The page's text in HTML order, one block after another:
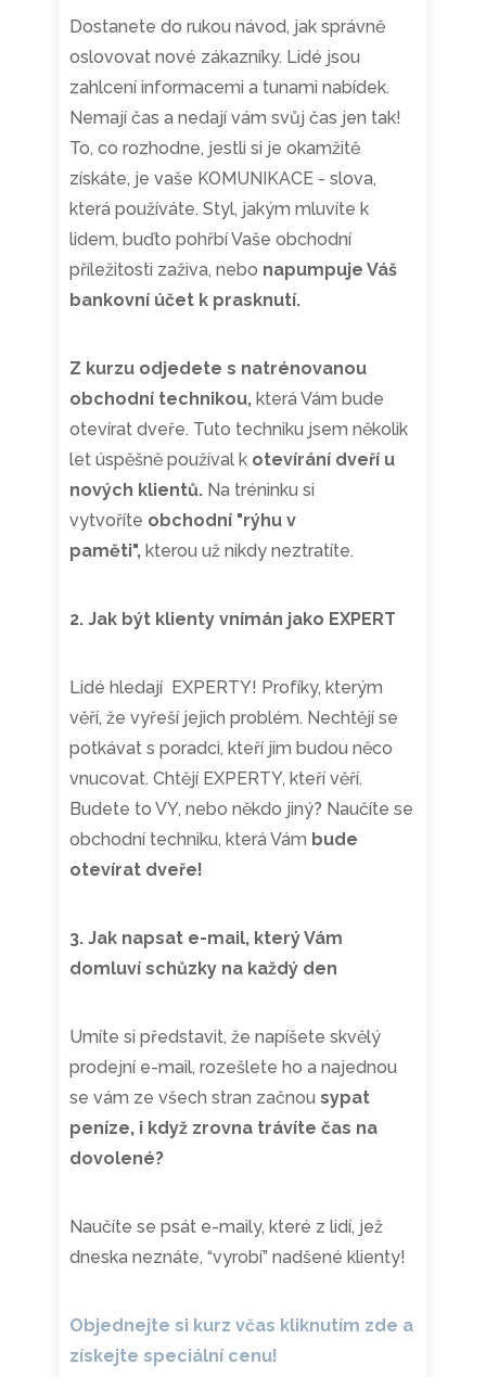
Dostanete do rukou návod, jak správně
oslovovat nové zákazníky. Lidé jsou
zahlcení informacemi a tunami nabídek.
Nemají čas a nedají vám svůj čas jen tak!
To, co rozhodne, jestli si je okamžitě
získáte, je vaše KOMUNIKACE - slova,
která používáte. Styl, jakým mluvíte k
lidem, buďto pohřbí Vaše obchodní
příležitosti zaživa, nebo napumpuje Váš
bankovní účet k prasknutí.
Z kurzu odjedete s natrénovanou
obchodní technikou, která Vám bude
otevírat dveře. Tuto techniku jsem několik
let úspěšně používal k otevírání dveří u
nových klientů. Na tréninku si
vytvoříte obchodní "rýhu v
paměti", kterou už nikdy neztratíte.
2. Jak být klienty vnímán jako EXPERT
Lidé hledají EXPERTY! Profíky, kterým
věří, že vyřeší jejich problém. Nechtějí se
potkávat s poradci, kteří jim budou něco
vnucovat. Chtějí EXPERTY, kteří věří.
Budete to VY, nebo někdo jiný? Naučíte se
obchodní techniku, která Vám bude
otevírat dveře!
3. Jak napsat e-mail, který Vám
domluví schůzky na každý den
Umíte si představit, že napíšete skvělý
prodejní e-mail, rozešlete ho a najednou
se vám ze všech stran začnou sypat
peníze, i když zrovna trávíte čas na
dovolené?
Naučíte se psát e-maily, které z lidí, jež
dneska neznáte, “vyrobí” nadšené klienty!
Objednejte si kurz včas kliknutím zde a
získejte speciální cenu!